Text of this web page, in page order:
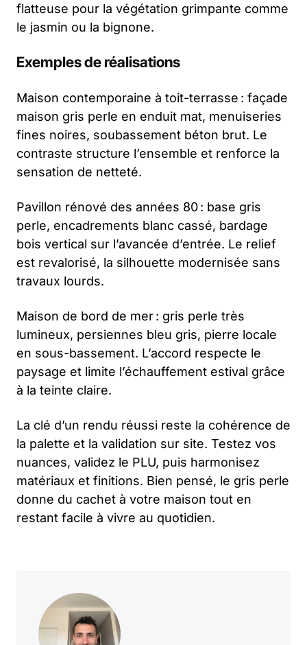
flatteuse pour la végétation grimpante comme
le jasmin ou la bignone.
Exemples de réalisations
Maison contemporaine à toit-terrasse : façade
maison gris perle en enduit mat, menuiseries
fines noires, soubassement béton brut. Le
contraste structure l’ensemble et renforce la
sensation de netteté.
Pavillon rénové des années 80 : base gris
perle, encadrements blanc cassé, bardage
bois vertical sur l’avancée d’entrée. Le relief
est revalorisé, la silhouette modernisée sans
travaux lourds.
Maison de bord de mer : gris perle très
lumineux, persiennes bleu gris, pierre locale
en sous-bassement. L’accord respecte le
paysage et limite l’échauffement estival grâce
à la teinte claire.
La clé d’un rendu réussi reste la cohérence de
la palette et la validation sur site. Testez vos
nuances, validez le PLU, puis harmonisez
matériaux et finitions. Bien pensé, le gris perle
donne du cachet à votre maison tout en
restant facile à vivre au quotidien.